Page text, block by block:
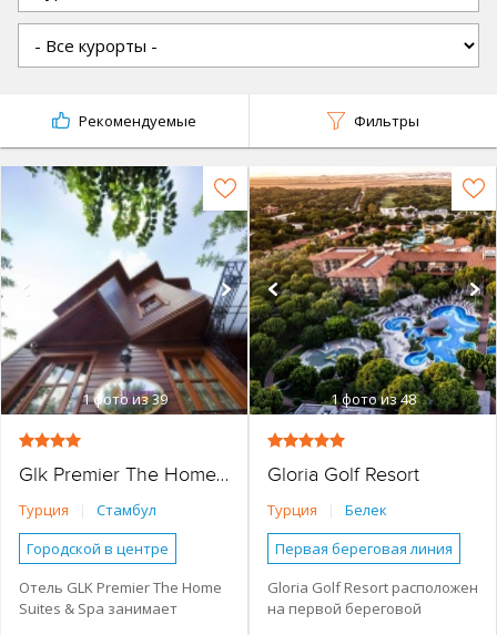
Рекомендуемые Фильтры
1фото из 39
Glk Premier The Home Suites & Spa Istanbul
Турция
Стамбул
Городской в центре
Основное здание
Семейные номера
Отель GLK Premier The Home
Suites & Spa занимает
1фото из 48
Gloria Golf Resort
Турция
Белек
Первая береговая линия
Основное здание
Семейные номера
Gloria Golf Resort расположен
на первой береговой